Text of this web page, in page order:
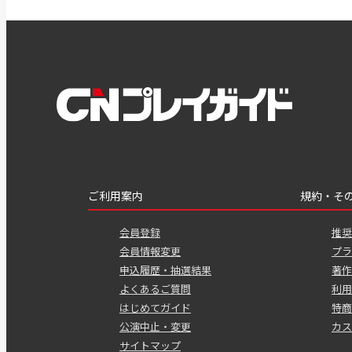
ご利用案内
会員登録
会員情報変更
申込履歴・抽選結果
よくあるご質問
はじめてガイド
公演中止・変更
サイトマップ
規約・そ
推
プ
著
利
特
カ